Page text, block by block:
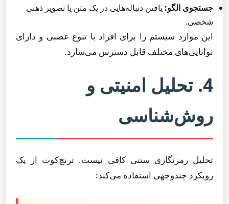
جستجوی الگو: یافتن دنباله‌هایی در یک متن یا تصویر ذهنی
شخصی.
این موارد سیستم را برای افراد با تنوع عصبی و دارای
توانایی‌های مختلف قابل دسترس می‌سازد.
4. تحلیل امنیتی و
روش‌شناسی
تحلیل رمزنگاری سنتی کافی نیست. ترنچ‌کوت از یک
رویکرد چندوجهی استفاده می‌کند: